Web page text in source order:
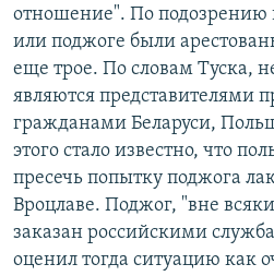
отношение". По подозрению
или поджоге были
еще трое. По словам Туска,
являются представителями
гражданами Беларуси,
этого стало известно, что
пресечь попытку поджога
Вроцлаве. Поджог, "вне
заказан российскими
оценил тогда ситуацию как